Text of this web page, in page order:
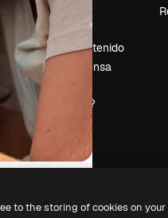
Eventos
Slidesgo
Vender contenido
Sala de prensa
¿Buscas
magnific.ai?
to the storing of cookies on